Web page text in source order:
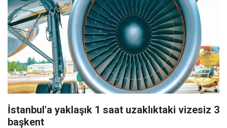
İstanbul'a yaklaşık 1 saat uzaklıktaki vizesiz 3
başkent